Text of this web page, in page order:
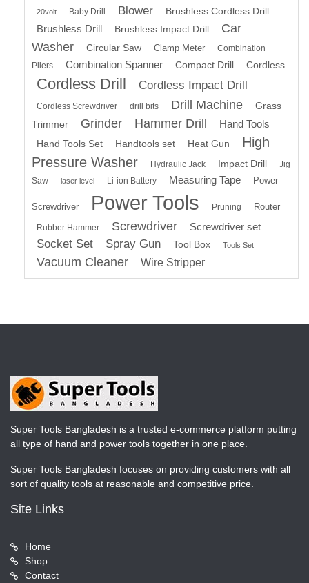
20volt Baby Drill Blower Brushless Cordless Drill
Brushless Drill Brushless Impact Drill
Car
Washer
Circular Saw Clamp Meter
Combination
Pliers
Combination Spanner Compact Drill Cordless
Cordless Drill Cordless Impact Drill
Cordless Screwdriver drill bits Drill Machine
Grass
Trimmer
Grinder Hammer Drill Hand Tools
Hand Tools Set Handtools set Heat Gun
High
Pressure Washer
Hydraulic Jack Impact Drill
Jig
Saw
laser level Li-ion Battery Measuring Tape Power
Screwdriver Power Tools Pruning Router
Rubber Hammer Screwdriver Screwdriver set
Socket Set Spray Gun Tool Box Tools Set
Vacuum Cleaner Wire Stripper
Super Tools Bangladesh is a trusted e-commerce platform putting
all type of hand and power tools together in one place.
Super Tools Bangladesh focuses on providing customers with all
sort of quality tools at reasonable and competitive price.
Site Links
Home
Shop
Contact